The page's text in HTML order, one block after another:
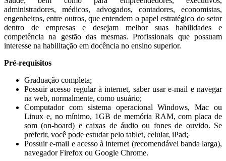
administradores, médicos, advogados, contadores, economistas,
engenheiros, entre outros, que entendem o papel estratégico do setor
dentro de empresas e desejam melhor suas habilidades e
competência na gestão das mesmas. Profissionais que possuam
interesse na habilitação em docência no ensino superior.
Pré-requisitos
Graduação completa;
Possuir acesso regular à internet, saber usar e-mail e navegar
na web, normalmente, como usuário;
Computador com sistema operacional Windows, Mac ou
Linux e, no mínimo, 1GB de memória RAM, com placa de
som (on-board) e caixas de áudio ou fones de ouvido. Se
preferir, você pode estudar pelo tablet, celular, iPad;
Possuir e-mail e acesso à internet (recomendável banda larga),
navegador Firefox ou Google Chrome.